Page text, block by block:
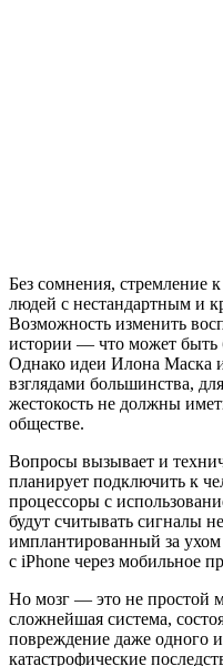
Без сомнения, стремление
людей с нестандартным и
Возможность изменить
истории — что может быть
Однако идеи Илона Маска
взглядами большинства,
жестокость не должны
обществе.
Вопросы вызывает и
планирует подключить к
процессоры с
будут считывать сигналы
имплантированный за
с iPhone через мобильное
Но мозг — это не простой
сложнейшая система,
повреждение даже одного
катастрофические